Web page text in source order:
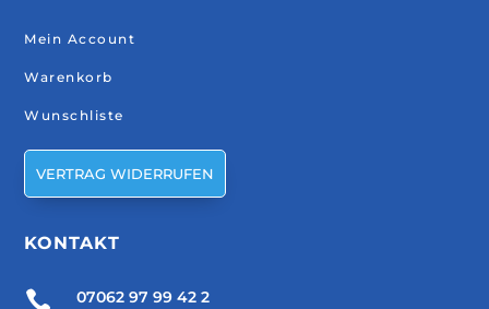
Mein Account
Warenkorb
Wunschliste
VERTRAG WIDERRUFEN
KONTAKT
 07062 97 99 42 2